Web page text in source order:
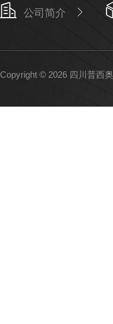
公司简介
Copyright © 2026 四川普西